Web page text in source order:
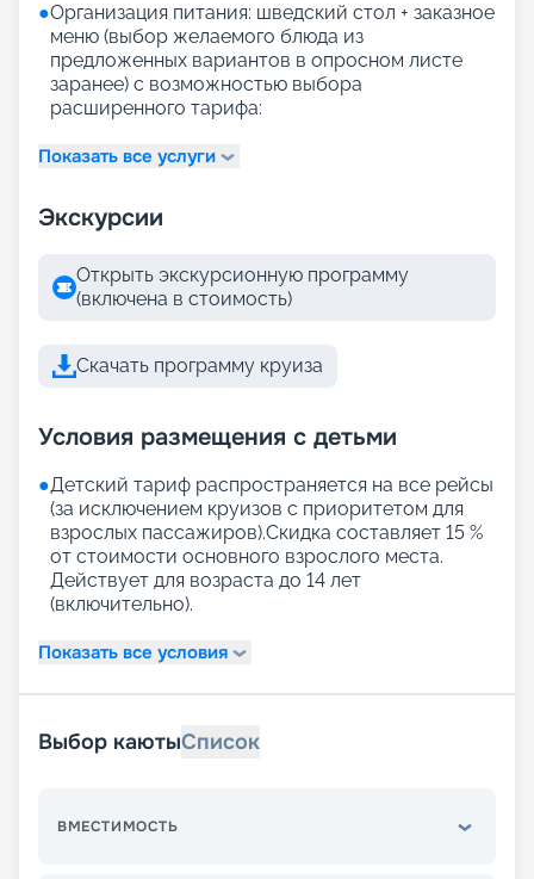
●Организация питания: шведский стол + заказное
меню (выбор желаемого блюда из
предложенных вариантов в опросном листе
заранее) с возможностью выбора
расширенного тарифа:
Показать все услуги
Экскурсии
Открыть экскурсионную программу
(включена в стоимость)
Скачать программу круиза
Условия размещения с детьми
●Детский тариф распространяется на все рейсы
(за исключением круизов с приоритетом для
взрослых пассажиров).Скидка составляет 15 %
от стоимости основного взрослого места.
Действует для возраста до 14 лет
(включительно).
Показать все условия
Выбор каютыСписок
ВМЕСТИМОСТЬ